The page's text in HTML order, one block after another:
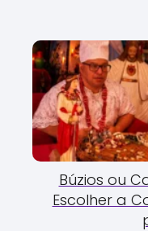
Búzios ou
Escolher a